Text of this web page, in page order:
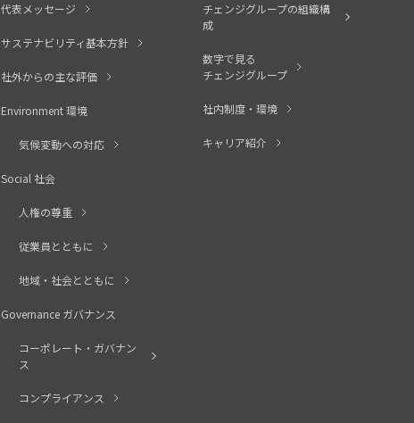
代表メッセージ
サステナビリティ基本方針
社外からの主な評価
Environment 環境
気候変動への対応
Social 社会
人権の尊重
従業員とともに
地域・社会とともに
Governance ガバナンス
コーポレート・ガバナン
ス
コンプライアンス
チェンジグループの組織構
成
数字で見る
チェンジグループ
社内制度・環境
キャリア紹介